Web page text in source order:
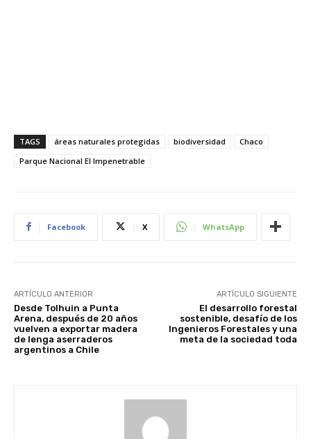
TAGS áreas naturales protegidas biodiversidad
Chaco
Parque Nacional El Impenetrable
Facebook X WhatsApp
ARTÍCULO ANTERIOR
Desde Tolhuin a Punta
Arena, después de 20 años
vuelven a exportar madera
de lenga aserraderos
argentinos a Chile
ARTÍCULO SIGUIENTE
El desarrollo forestal
sostenible, desafío de los
Ingenieros Forestales y una
meta de la sociedad toda